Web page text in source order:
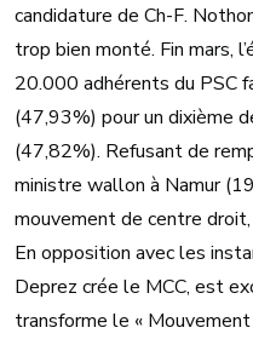
candidature de Ch-F.
trop bien monté. Fin mars,
20.000 adhérents du PSC
(47,93%) pour un dixième
(47,82%). Refusant de
ministre wallon à Namur
mouvement de centre
En opposition avec les
Deprez crée le MCC, est
transforme le «